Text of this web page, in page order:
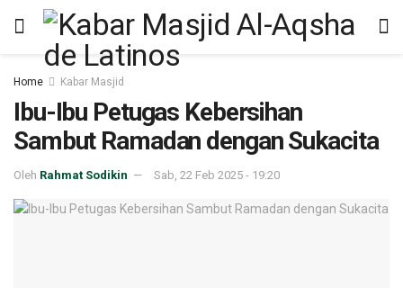
Home Kabar Masjid
Ibu-Ibu Petugas Kebersihan
Sambut Ramadan dengan Sukacita
Oleh Rahmat Sodikin Sab, 22 Feb 2025 - 19:20